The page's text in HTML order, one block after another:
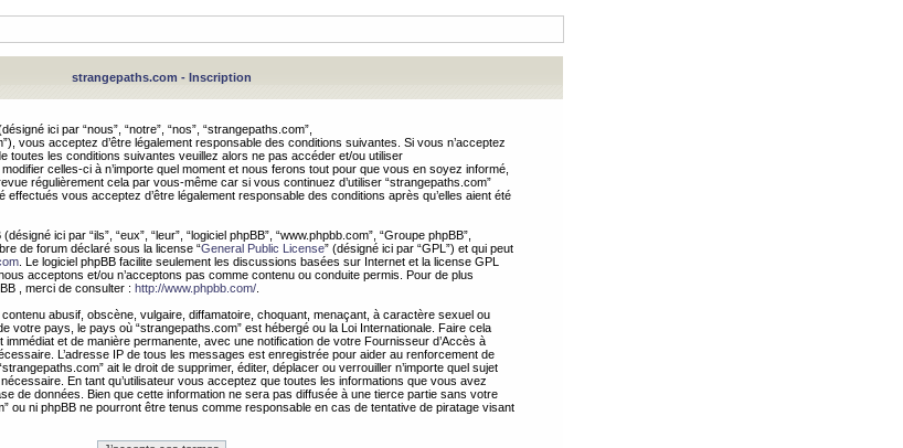
strangepaths.com - Inscription
ici par “nous”, “notre”, “nos”, “strangepaths.com”,
vous acceptez d’être légalement responsable des conditions suivantes. Si vous n’acceptez
toutes les conditions suivantes veuillez alors ne pas accéder et/ou utiliser
celles-ci à n’importe quel moment et nous ferons tout pour que vous en soyez informé,
régulièrement cela par vous-même car si vous continuez d’utiliser “strangepaths.com”
effectués vous acceptez d’être légalement responsable des conditions après qu’elles aient été
ici par “ils”, “eux”, “leur”, “logiciel phpBB”, “www.phpbb.com”, “Groupe phpBB”,
de forum déclaré sous la license “General Public License” (désigné ici par “GPL”) et qui peut
. Le logiciel phpBB facilite seulement les discussions basées sur Internet et la license GPL
acceptons et/ou n’acceptons pas comme contenu ou conduite permis. Pour de plus
, merci de consulter : http://www.phpbb.com/
abusif, obscène, vulgaire, diffamatoire, choquant, menaçant, à caractère sexuel ou
votre pays, le pays où “strangepaths.com” est hébergé ou la Loi Internationale. Faire cela
et de manière permanente, avec une notification de votre Fournisseur d’Accès à
L’adresse IP de tous les messages est enregistrée pour aider au renforcement de
ait le droit de supprimer, éditer, déplacer ou verrouiller n’importe quel sujet
En tant qu’utilisateur vous acceptez que toutes les informations que vous avez
de données. Bien que cette information ne sera pas diffusée à une tierce partie sans votre
ou ni phpBB ne pourront être tenus comme responsable en cas de tentative de piratage visant